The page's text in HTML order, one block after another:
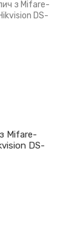
Mifare-
DS-